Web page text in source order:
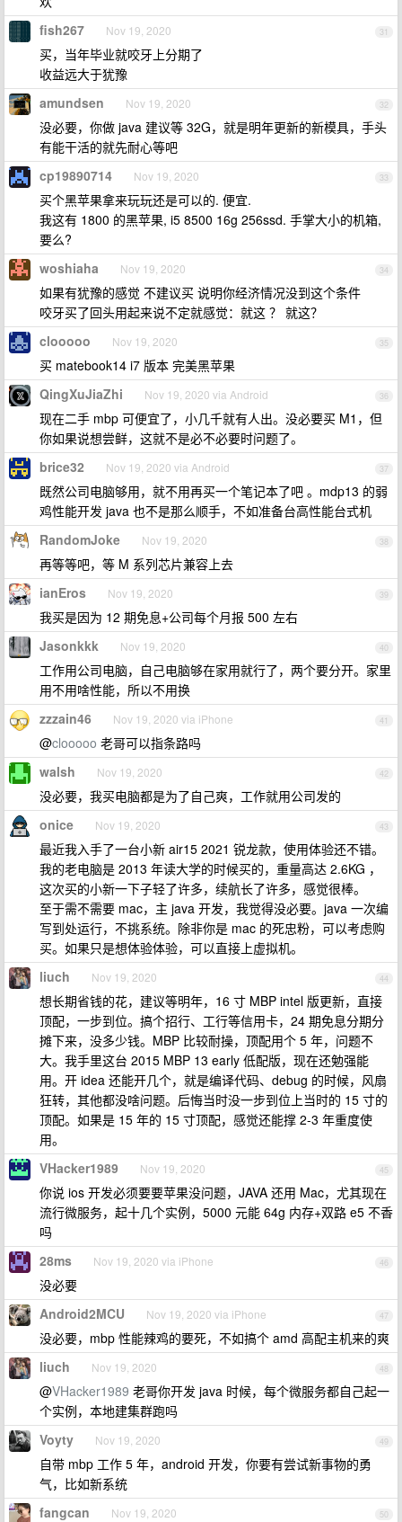
31
fish267 Nov 19, 2020
买，当年毕业就咬牙上分期了
收益远大于犹豫
32
amundsen Nov 19, 2020
没必要，你做 java 建议等 32G，就是明年更新的新模具，手头
有能干活的就先耐心等吧
33
cp19890714 Nov 19, 2020
买个黑苹果拿来玩玩还是可以的. 便宜.
我这有 1800 的黑苹果, i5 8500 16g 256ssd. 手掌大小的机箱,
要么?
34
woshiaha Nov 19, 2020
如果有犹豫的感觉 不建议买 说明你经济情况没到这个条件
咬牙买了回头用起来说不定就感觉：就这 ？ 就这？
35
clooooo Nov 19, 2020
买 matebook14 i7 版本 完美黑苹果
36
QingXuJiaZhi Nov 19, 2020 via Android
现在二手 mbp 可便宜了，小几千就有人出。没必要买 M1，但
你如果说想尝鲜，这就不是必不必要时问题了。
37
brice32 Nov 19, 2020 via Android
既然公司电脑够用，就不用再买一个笔记本了吧 。mdp13 的弱
鸡性能开发 java 也不是那么顺手，不如准备台高性能台式机
38
RandomJoke Nov 19, 2020
再等等吧，等 M 系列芯片兼容上去
39
ianEros Nov 19, 2020
我买是因为 12 期免息+公司每个月报 500 左右
40
Jasonkkk Nov 19, 2020
工作用公司电脑，自己电脑够在家用就行了，两个要分开。家里
用不用啥性能，所以不用换
41
zzzain46 Nov 19, 2020 via iPhone
@clooooo 老哥可以指条路吗
42
walsh Nov 19, 2020
没必要，我买电脑都是为了自己爽，工作就用公司发的
43
onice Nov 19, 2020
最近我入手了一台小新 air15 2021 锐龙款，使用体验还不错。
我的老电脑是 2013 年读大学的时候买的，重量高达 2.6KG ，
这次买的小新一下子轻了许多，续航长了许多，感觉很棒。
至于需不需要 mac，主 java 开发，我觉得没必要。java 一次编
写到处运行，不挑系统。除非你是 mac 的死忠粉，可以考虑购
买。如果只是想体验体验，可以直接上虚拟机。
44
liuch Nov 19, 2020
想长期省钱的花，建议等明年，16 寸 MBP intel 版更新，直接
顶配，一步到位。搞个招行、工行等信用卡，24 期免息分期分
摊下来，没多少钱。MBP 比较耐操，顶配用个 5 年，问题不
大。我手里这台 2015 MBP 13 early 低配版，现在还勉强能
用。开 idea 还能开几个，就是编译代码、debug 的时候，风扇
狂转，其他都没啥问题。后悔当时没一步到位上当时的 15 寸的
顶配。如果是 15 年的 15 寸顶配，感觉还能撑 2-3 年重度使
用。
45
VHacker1989 Nov 19, 2020
你说 ios 开发必须要要苹果没问题，JAVA 还用 Mac，尤其现在
流行微服务，起十几个实例，5000 元能 64g 内存+双路 e5 不香
吗
46
28ms Nov 19, 2020 via iPhone
没必要
47
Android2MCU Nov 19, 2020 via iPhone
没必要，mbp 性能辣鸡的要死，不如搞个 amd 高配主机来的爽
48
liuch Nov 19, 2020
@VHacker1989 老哥你开发 java 时候，每个微服务都自己起一
个实例，本地建集群跑吗
49
Voyty Nov 19, 2020
自带 mbp 工作 5 年，android 开发，你要有尝试新事物的勇
气，比如新系统
50
fangcan Nov 19, 2020